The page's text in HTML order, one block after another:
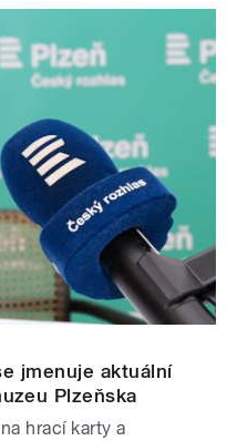
jmenuje aktuální
Plzeňska
hrací karty a